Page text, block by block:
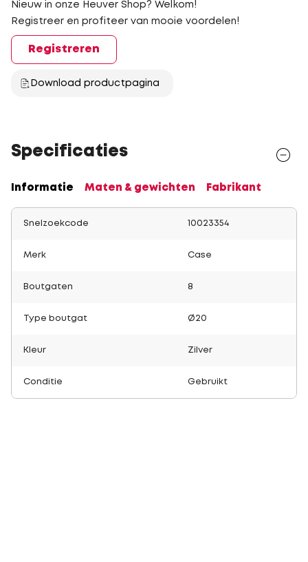
Nieuw in onze Heuver Shop? Welkom!
Registreer en profiteer van mooie voordelen!
Registreren
Download productpagina
Specificaties
Informatie Maten & gewichten Fabrikant
Snelzoekcode 10023354
Merk Case
Boutgaten 8
Type boutgat Ø20
Kleur Zilver
Conditie Gebruikt